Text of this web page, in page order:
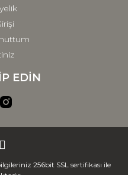
EDİN
256bit SSL sertifikası ile